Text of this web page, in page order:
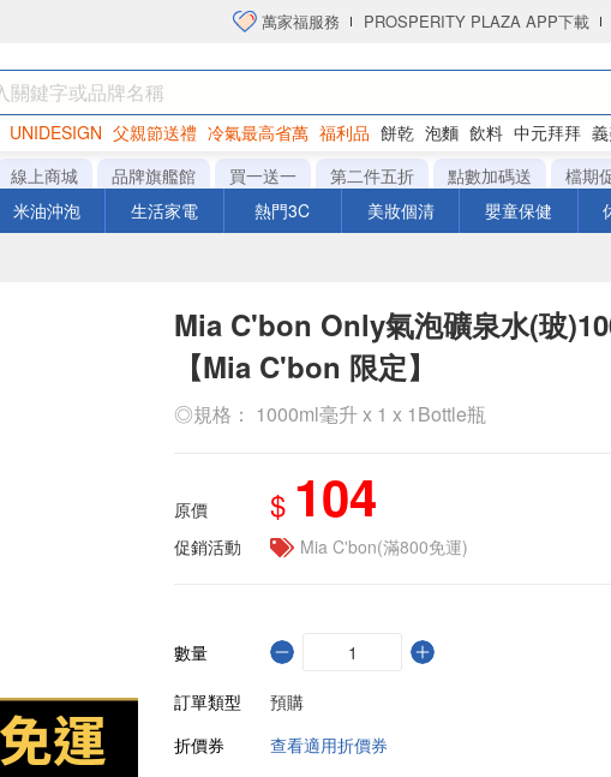
萬家福服務 PROSPERITY PLAZA APP下載
UNIDESIGN 父親節送禮 冷氣最高省萬 福利品 餅乾 泡麵 飲料 中元拜拜
罐頭 海苔 洋芋片
線上商城 品牌旗艦館 買一送一 第二件五折 點數加碼送
檔期
米油沖泡 生活家電 熱門3C 美妝個清 嬰童保健
Mia C'bon Only氣泡礦泉水(玻
【Mia C'bon 限定】
◎規格： 1000ml毫升 x 1 x 1Bottle瓶
原價 $ 104
促銷活動 Mia C'bon(滿800免運)
數量
訂單類型
預購
折價券
查看適用折價券